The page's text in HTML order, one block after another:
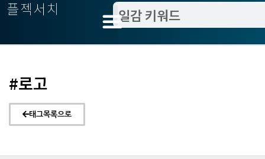
플젝서치
#로고
태그목록으로